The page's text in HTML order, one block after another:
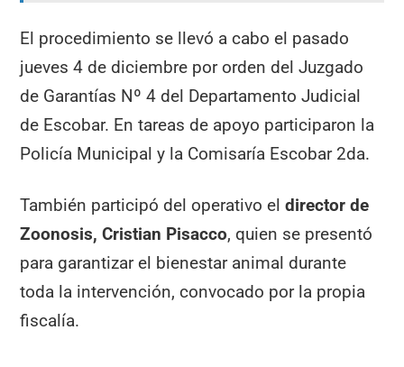
El procedimiento se llevó a cabo el pasado
jueves 4 de diciembre por orden del Juzgado
de Garantías Nº 4 del Departamento Judicial
de Escobar. En tareas de apoyo participaron la
Policía Municipal y la Comisaría Escobar 2da.
También participó del operativo eldirector de
Zoonosis, Cristian Pisacco, quien se presentó
para garantizar el bienestar animal durante
toda la intervención, convocado por la propia
fiscalía.